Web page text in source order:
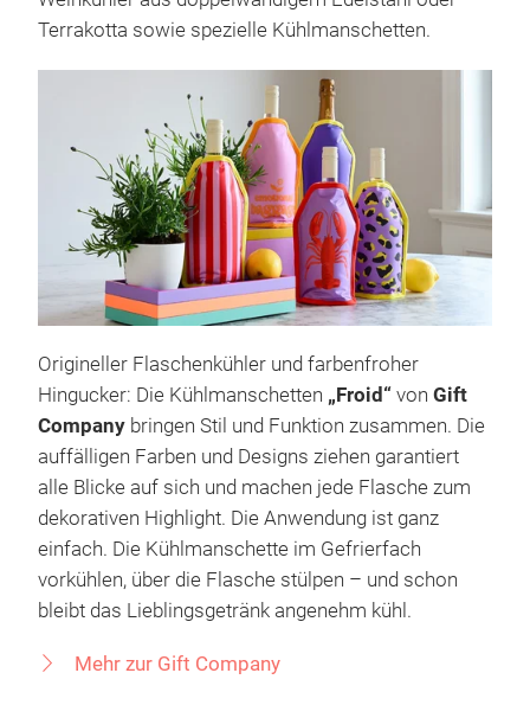
Weinkühler aus doppelwandigem Edelstahl oder
Terrakotta sowie spezielle Kühlmanschetten.
Origineller Flaschenkühler und farbenfroher
Hingucker: Die Kühlmanschetten „Froid“ von Gift
Company bringen Stil und Funktion zusammen. Die
auffälligen Farben und Designs ziehen garantiert
alle Blicke auf sich und machen jede Flasche zum
dekorativen Highlight. Die Anwendung ist ganz
einfach. Die Kühlmanschette im Gefrierfach
vorkühlen, über die Flasche stülpen – und schon
bleibt das Lieblingsgetränk angenehm kühl.
Mehr zur Gift Company